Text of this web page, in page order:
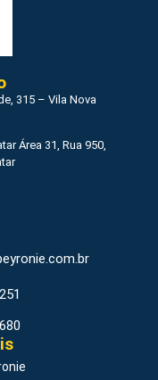
315 – Vila Nova